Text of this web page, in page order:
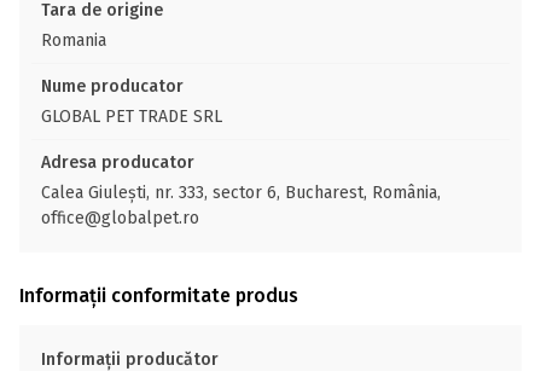
Tara de origine
Romania
Nume producator
GLOBAL PET TRADE SRL
Adresa producator
Calea Giulești, nr. 333, sector 6, Bucharest, România,
office@globalpet.ro
Informații conformitate produs
Informații producător